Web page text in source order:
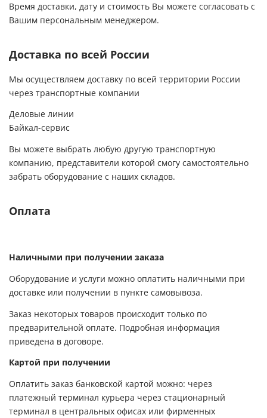
Время доставки, дату и стоимость Вы можете согласовать с
Вашим персональным менеджером.
Доставка по всей России
Мы осуществляем доставку по всей территории России
через транспортные компании
Деловые линии
Байкал-сервис
Вы можете выбрать любую другую транспортную
компанию, представители которой смогу самостоятельно
забрать оборудование с наших складов.
Оплата
Наличными при получении заказа
Оборудование и услуги можно оплатить наличными при
доставке или получении в пункте самовывоза.
Заказ некоторых товаров происходит только по
предварительной оплате. Подробная информация
приведена в договоре.
Картой при получении
Оплатить заказ банковской картой можно: через
платежный терминал курьера через стационарный
терминал в центральных офисах или фирменных